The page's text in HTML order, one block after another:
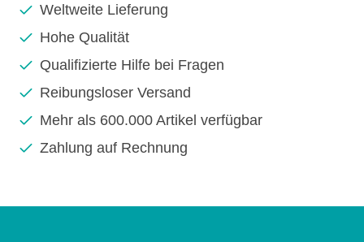
Weltweite Lieferung
Hohe Qualität
Qualifizierte Hilfe bei Fragen
Reibungsloser Versand
Mehr als 600.000 Artikel verfügbar
Zahlung auf Rechnung